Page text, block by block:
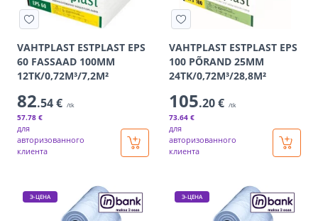
VAHTPLAST ESTPLAST EPS
60 FASSAAD 100MM
12TK/0,72M³/7,2M²
82.54 € /tk
57.78 €
для
авторизованного
клиента
VAHTPLAST ESTPLAST EPS
100 PÕRAND 25MM
24TK/0,72M³/28,8M²
105.20 € /tk
73.64 €
для
авторизованного
клиента
Э-ЦЕНА Э-ЦЕНА